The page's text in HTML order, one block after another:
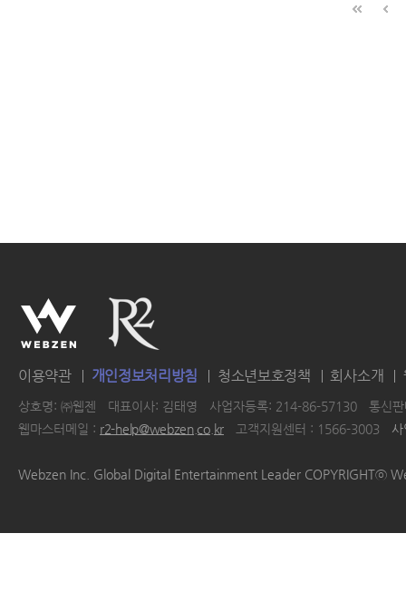
이용약관 개인정보처리방침 청소년보호정책 회사소개
상호명: ㈜웹젠 대표이사: 김태영 사업자등록: 214-86-57130
통신
웹마스터메일 : r2-help@webzen.co.kr 고객지원센터 : 1566-3003
Webzen Inc. Global Digital Entertainment Leader COPYRIGHTⓒ